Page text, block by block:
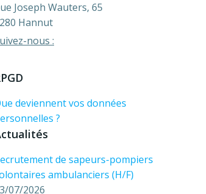
Joseph Wauters, 65
Hannut
nous :
deviennent vos données
?
de sapeurs-pompiers
ambulanciers (H/F)
07/2026